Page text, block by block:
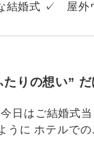
婚式 ✓ 屋外
りの想い”
日はご結婚式当
うに ホテルで